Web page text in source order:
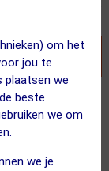
om het
jou te
plaatsen we
beste
we om
we je